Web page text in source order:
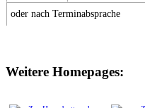
oder nach Terminabsprache
Weitere Homepages: